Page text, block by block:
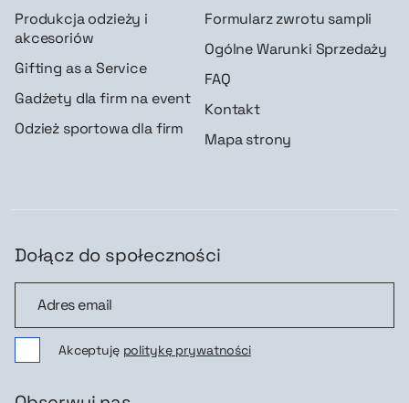
Produkcja odzieży i
akcesoriów
Gifting as a Service
Gadżety dla firm na event
Odzież sportowa dla firm
Formularz zwrotu sampli
Ogólne Warunki Sprzedaży
FAQ
Kontakt
Mapa strony
Dołącz do społeczności
Akceptuję politykę prywatności